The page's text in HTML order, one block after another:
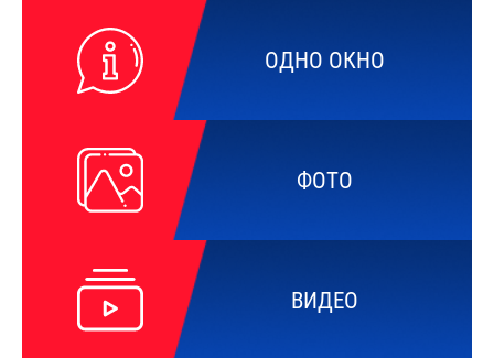
ОДНО ОКНО
ФОТО
ВИДЕО